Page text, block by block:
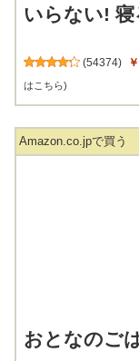
いらない!
(54374)
はこちら)
Amazon.co.jpで買う
おとなのご